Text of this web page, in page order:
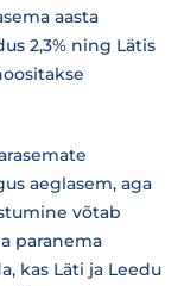
aasta
2,3% ning Lätis
aeglasem, aga
võtab
paranema
kas Läti ja Leedu